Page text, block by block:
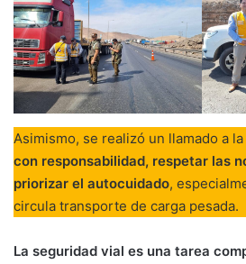
Asimismo, se realizó un llamado a
con responsabilidad, respetar las
priorizar el autocuidado,
circula transporte de carga pesada.
La seguridad vial es una tarea